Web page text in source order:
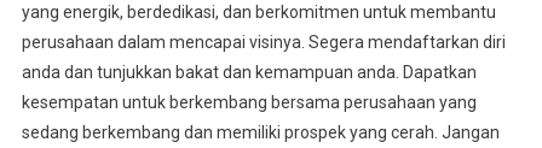
yang energik, berdedikasi, dan berkomitmen untuk membantu
perusahaan dalam mencapai visinya. Segera mendaftarkan diri
anda dan tunjukkan bakat dan kemampuan anda. Dapatkan
kesempatan untuk berkembang bersama perusahaan yang
sedang berkembang dan memiliki prospek yang cerah. Jangan